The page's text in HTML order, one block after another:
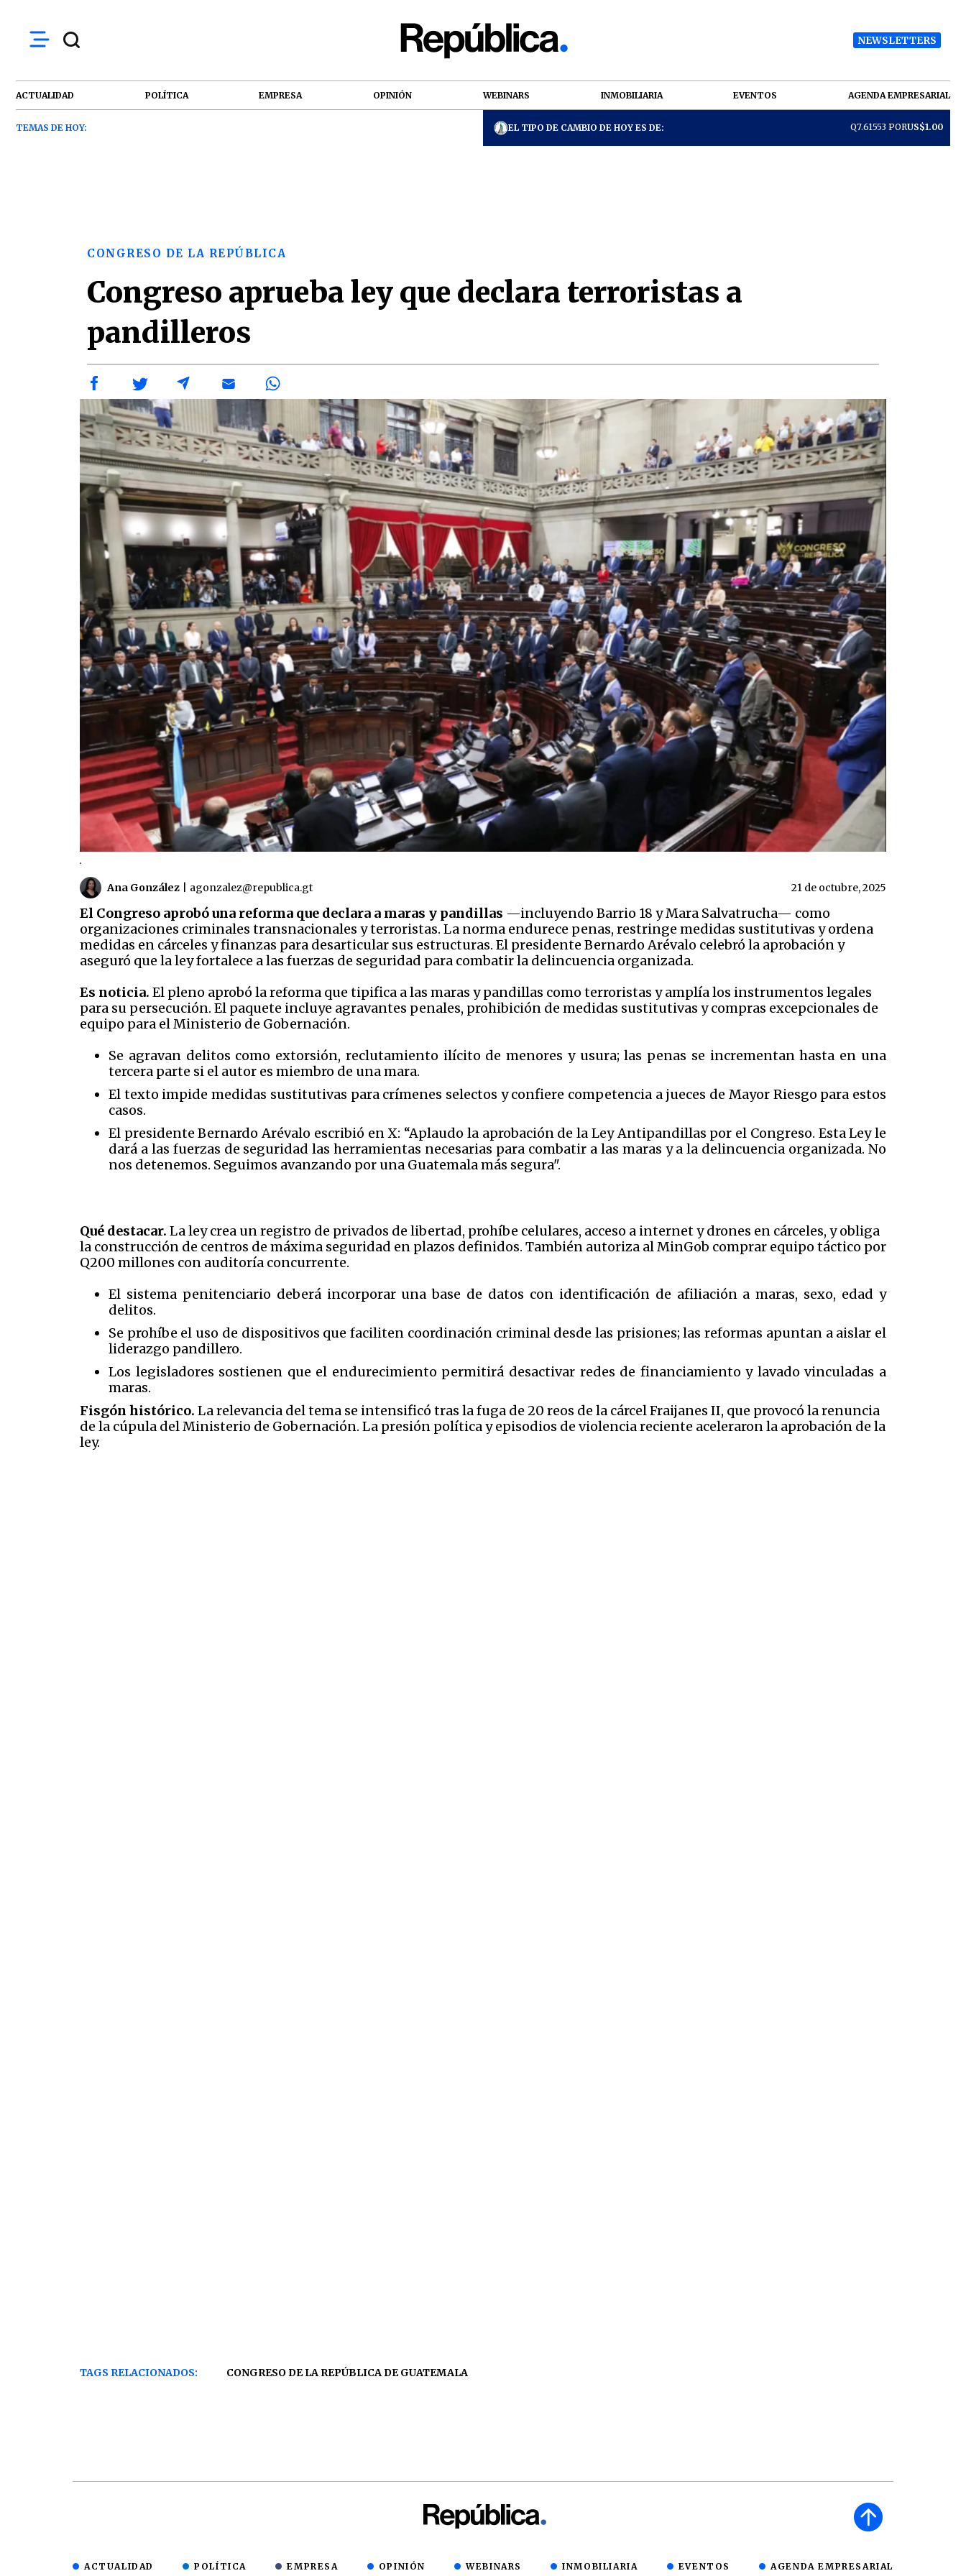
NEWSLETTERS
ACTUALIDAD POLÍTICA EMPRESA OPINIÓN WEBINARS INMOBILIARIA EVENTOS AGENDA EMPRESARIAL
TEMAS DE HOY: EL TIPO DE CAMBIO DE HOY ES DE: Q7.61553 PORUS$1.00
CONGRESO DE LA REPÚBLICA
Congreso aprueba ley que declara terroristas a
pandilleros
.
Ana González agonzalez@republica.gt 21 de octubre, 2025
El Congreso aprobó una reforma que declara a maras y pandillas —incluyendo Barrio 18 y Mara Salvatrucha— como
organizaciones criminales transnacionales y terroristas. La norma endurece penas, restringe medidas sustitutivas y ordena
medidas en cárceles y finanzas para desarticular sus estructuras. El presidente Bernardo Arévalo celebró la aprobación y
aseguró que la ley fortalece a las fuerzas de seguridad para combatir la delincuencia organizada.
Es noticia. El pleno aprobó la reforma que tipifica a las maras y pandillas como terroristas y amplía los instrumentos legales
para su persecución. El paquete incluye agravantes penales, prohibición de medidas sustitutivas y compras excepcionales de
equipo para el Ministerio de Gobernación.
Se agravan delitos como extorsión, reclutamiento ilícito de menores y usura; las penas se incrementan hasta en una
tercera parte si el autor es miembro de una mara.
El texto impide medidas sustitutivas para crímenes selectos y confiere competencia a jueces de Mayor Riesgo para estos
casos.
El presidente Bernardo Arévalo escribió en X: “Aplaudo la aprobación de la Ley Antipandillas por el Congreso. Esta Ley le
dará a las fuerzas de seguridad las herramientas necesarias para combatir a las maras y a la delincuencia organizada. No
nos detenemos. Seguimos avanzando por una Guatemala más segura".
Qué destacar. La ley crea un registro de privados de libertad, prohíbe celulares, acceso a internet y drones en cárceles, y obliga
la construcción de centros de máxima seguridad en plazos definidos. También autoriza al MinGob comprar equipo táctico por
Q200 millones con auditoría concurrente.
El sistema penitenciario deberá incorporar una base de datos con identificación de afiliación a maras, sexo, edad y
delitos.
Se prohíbe el uso de dispositivos que faciliten coordinación criminal desde las prisiones; las reformas apuntan a aislar el
liderazgo pandillero.
Los legisladores sostienen que el endurecimiento permitirá desactivar redes de financiamiento y lavado vinculadas a
maras.
Fisgón histórico. La relevancia del tema se intensificó tras la fuga de 20 reos de la cárcel Fraijanes II, que provocó la renuncia
de la cúpula del Ministerio de Gobernación. La presión política y episodios de violencia reciente aceleraron la aprobación de la
ley.
TAGS RELACIONADOS: CONGRESO DE LA REPÚBLICA DE GUATEMALA
ACTUALIDAD POLÍTICA EMPRESA OPINIÓN WEBINARS INMOBILIARIA EVENTOS AGENDA EMPRESARIAL